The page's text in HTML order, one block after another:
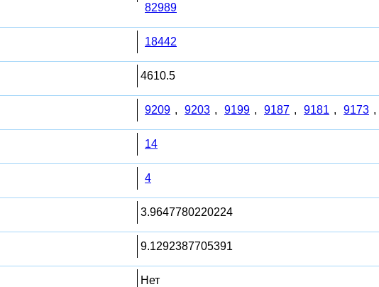
82989
18442
4610.5
9209 , 9203 , 9199 , 9187 , 9181 , 9173 ,
14
4
3.9647780220224
9.1292387705391
Нет